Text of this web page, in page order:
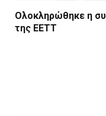
Ολοκληρώθηκε η
της ΕΕΤΤ